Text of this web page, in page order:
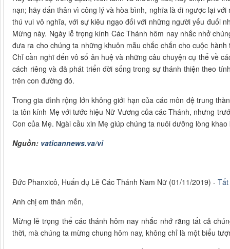
nạn; hãy dấn thân vì công lý và hòa bình, nghĩa là đi ngược lại
thú vui vô nghĩa, với sự kiêu ngạo đối với những người yếu đuối
Mừng này. Ngày lễ trọng kính Các Thánh hôm nay nhắc nhở
đưa ra cho chúng ta những khuôn mẫu chắc chắn cho cuộc
Chỉ cần nghĩ đến vô số ân huệ và những câu chuyện cụ thể về
cách riêng và đã phát triển đời sống trong sự thánh thiện theo
trên con đường đó.
Trong gia đình rộng lớn không giới hạn của các môn đệ trung
ta tôn kính Mẹ với tước hiệu Nữ Vương của các Thánh, nhưng
Con của Mẹ. Ngài cầu xin Mẹ giúp chúng ta nuôi dưỡng lòng
Nguồn: vaticannews.va/vi
Đức Phanxicô, Huấn dụ Lễ Các Thánh Nam Nữ (01/11/2019) -
Anh chị em thân mến,
Mừng lễ trọng thể các thánh hôm nay nhắc nhớ rằng tất cả
thời, mà chúng ta mừng chung hôm nay, không chỉ là một biểu